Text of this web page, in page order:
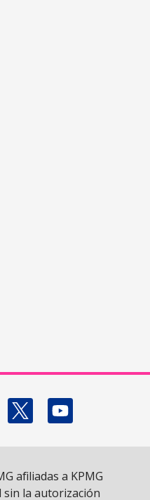
Follow us on X
afiliadas a KPMG
la autorización